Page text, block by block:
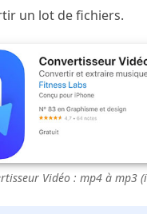
un lot de fichiers.
Vidéo : mp4 à mp3